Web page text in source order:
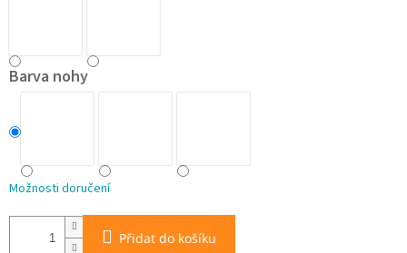
Barva nohy
Možnosti doručení
Přidat do košíku